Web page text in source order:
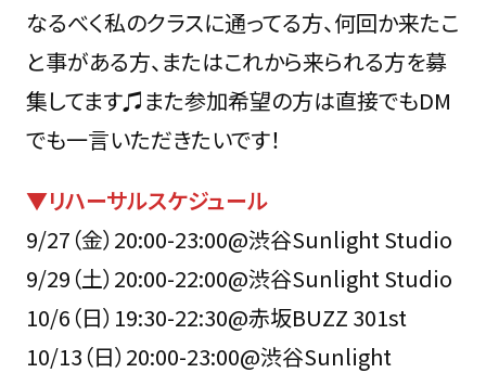
なるべく私のクラスに通ってる方、何回か来たこ
と事がある方、またはこれから来られる方を募
集してます♫また参加希望の方は直接でもDM
でも一言いただきたいです！
▼リハーサルスケジュール
9/27（金）20:00-23:00@渋谷Sunlight Studio
9/29（土）20:00-22:00@渋谷Sunlight Studio
10/6（日）19:30-22:30@赤坂BUZZ 301st
10/13（日）20:00-23:00@渋谷Sunlight